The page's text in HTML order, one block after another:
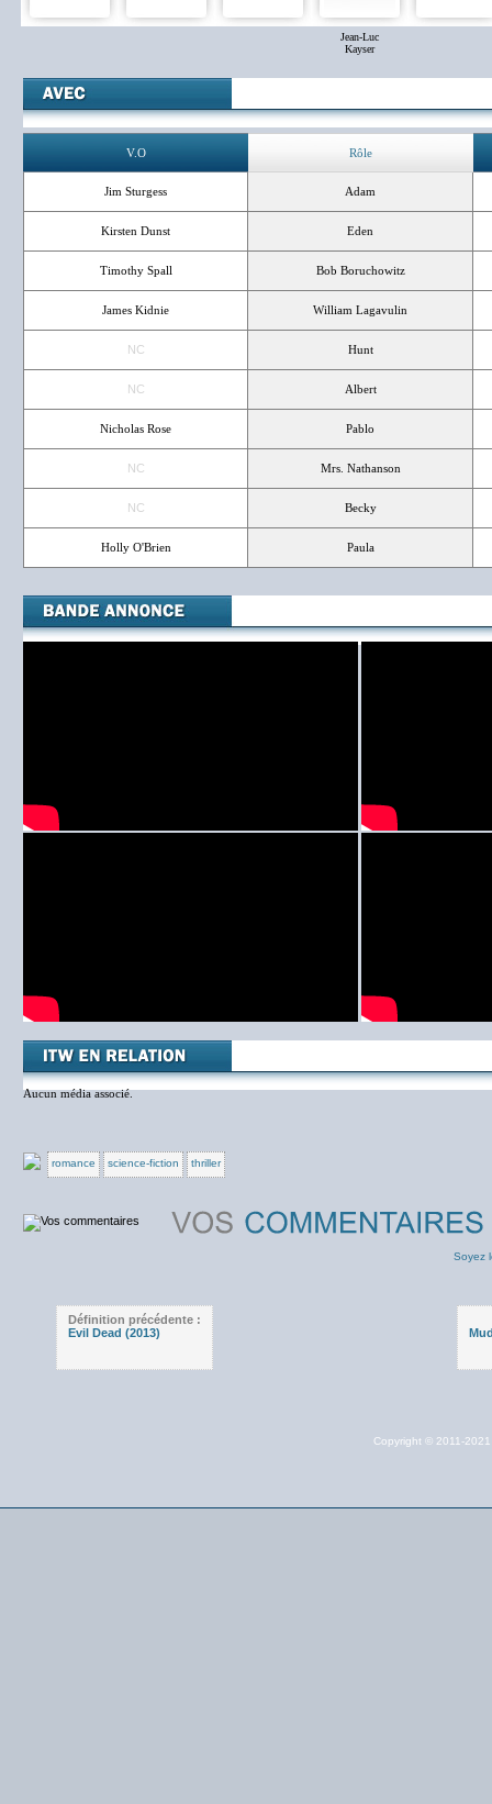
Jean-Luc
Kayser
V.O Rôle
Jim Sturgess Adam
Kirsten Dunst Eden
Timothy Spall Bob Boruchowitz
James Kidnie William Lagavulin
NC Hunt
NC Albert
Nicholas Rose Pablo
NC Mrs. Nathanson
NC Becky
Holly O'Brien Paula
Aucun média associé.
romance science-fiction thriller
Soyez
Définition précédente :
Evil Dead (2013)
Copyright © 2011-